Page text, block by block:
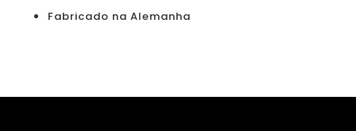
Fabricado na Alemanha